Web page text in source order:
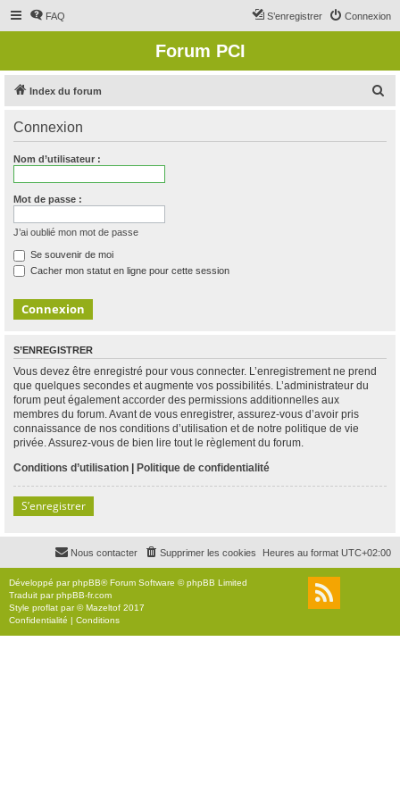
FAQ Connexion
S’enregistrer
Forum PCI
Index du forum
Connexion
Nom d’utilisateur :
Mot de passe :
J’ai oublié mon mot de passe
Se souvenir de moi
Cacher mon statut en ligne pour cette session
S’ENREGISTRER
Vous devez être enregistré pour vous connecter. L’enregistrement ne prend
que quelques secondes et augmente vos possibilités. L’administrateur du
forum peut également accorder des permissions additionnelles aux
membres du forum. Avant de vous enregistrer, assurez-vous d’avoir pris
connaissance de nos conditions d’utilisation et de notre politique de vie
privée. Assurez-vous de bien lire tout le règlement du forum.
Conditions d’utilisation | Politique de confidentialité
S’enregistrer
Heures au format UTC+02:00
Supprimer les cookies
Nous contacter
Développé parphpBB® Forum Software © phpBB Limited
Traduit parphpBB-fr.com
Style proflat par ©Mazeltof 2017
Confidentialité | Conditions